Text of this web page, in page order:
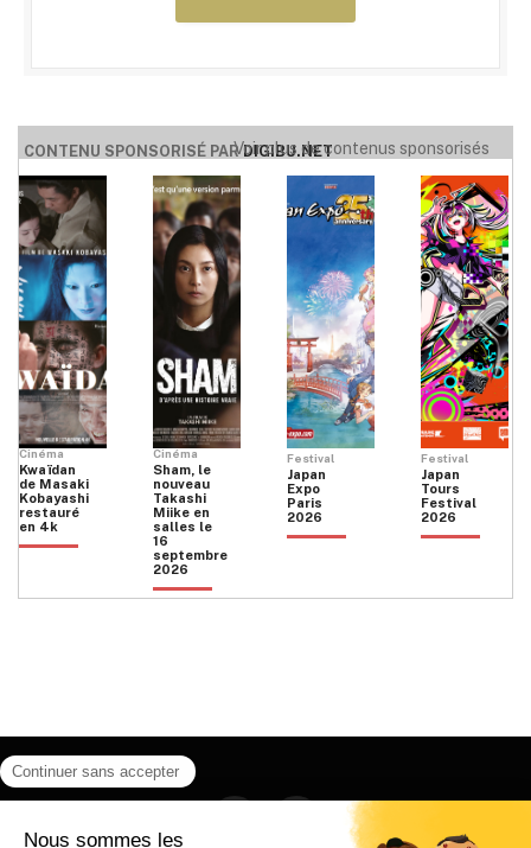
CONTENU SPONSORISÉ PARDIGIBU.NET
Voir plus de contenus sponsorisés
Cinéma
Kwaïdan
de Masaki
Kobayashi
restauré
en 4k
Cinéma
Sham, le
nouveau
Takashi
Miike en
salles le
16
septembre
2026
Festival
Japan
Expo
Paris
2026
Festival
Japan
Tours
Festival
2026
Instagram